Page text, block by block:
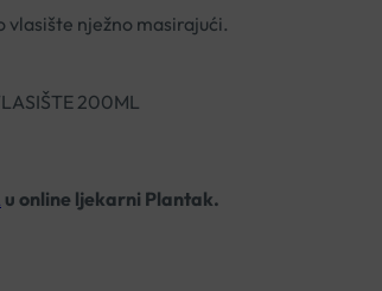
vlasište nježno masirajući.
200ML
u online ljekarni Plantak.